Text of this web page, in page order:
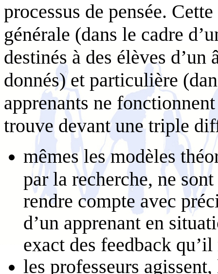
processus de pensée.
générale (dans le cadre
destinés à des élèves d’un
donnés) et particulière
apprenants ne
trouve devant une triple
mêmes les modèles
par la recherche, ne
rendre compte avec
d’un apprenant en
exact des feedback
les professeurs